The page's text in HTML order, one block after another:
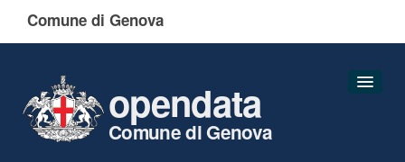
Comune di Genova
opendata
Comune di Genova